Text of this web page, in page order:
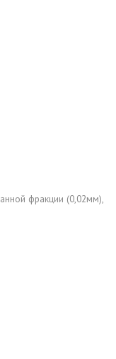
фракции (0,02мм),